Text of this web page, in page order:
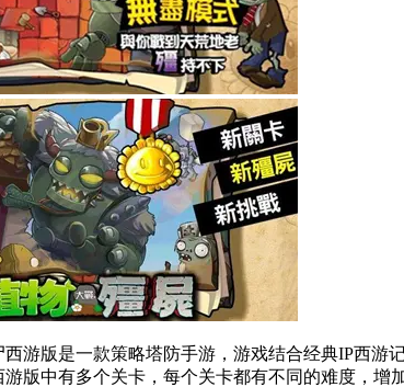
西游版是一款策略塔防手游，游戏结合经典IP西游
版中有多个关卡，每个关卡都有不同的难度，增